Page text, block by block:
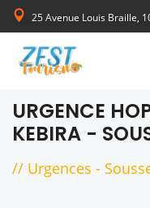
25 Avenue Louis Braille,
de Lundi au Vendredi 08:00-17:00
URGENCE
KEBIRA -
// Urgences -